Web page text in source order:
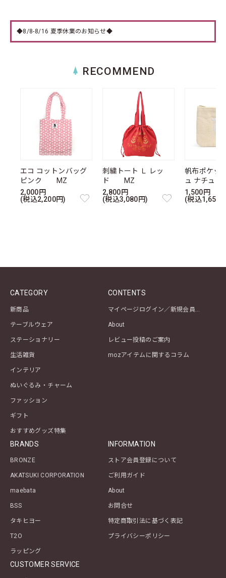
◆8/8-8/16 夏季休業のお知らせ◆
RECOMMEND
エコ コットンバッグ
ピンク MZ
2,000円
(税込2,200円)
刺繍トート Ｌ レッ
ド MZ
2,800円
(税込3,080円)
帆布ポケッ
ュ ナチュ
1,500円
(税込1,650
CATEGORY
新商品
テーブルウェア
ステーショナリー
生活雑貨
インテリア
ぬいぐるみ・チャーム
ファッション
ギフト
おすすめグッズ特集
CONTENTS
About
レビュー投稿のご案内
mozアイテムに関するコラム
BRANDS
BRONZE
AKATSUKI CORPORATION
maebata
BSS
タキヒヨー
T2O
ラッピング
INFORMATION
ストア会員登録について
ご利用ガイド
About
お問合せ
特定商取引法に基づく表記
プライバシーポリシー
CUSTOMER SERVICE